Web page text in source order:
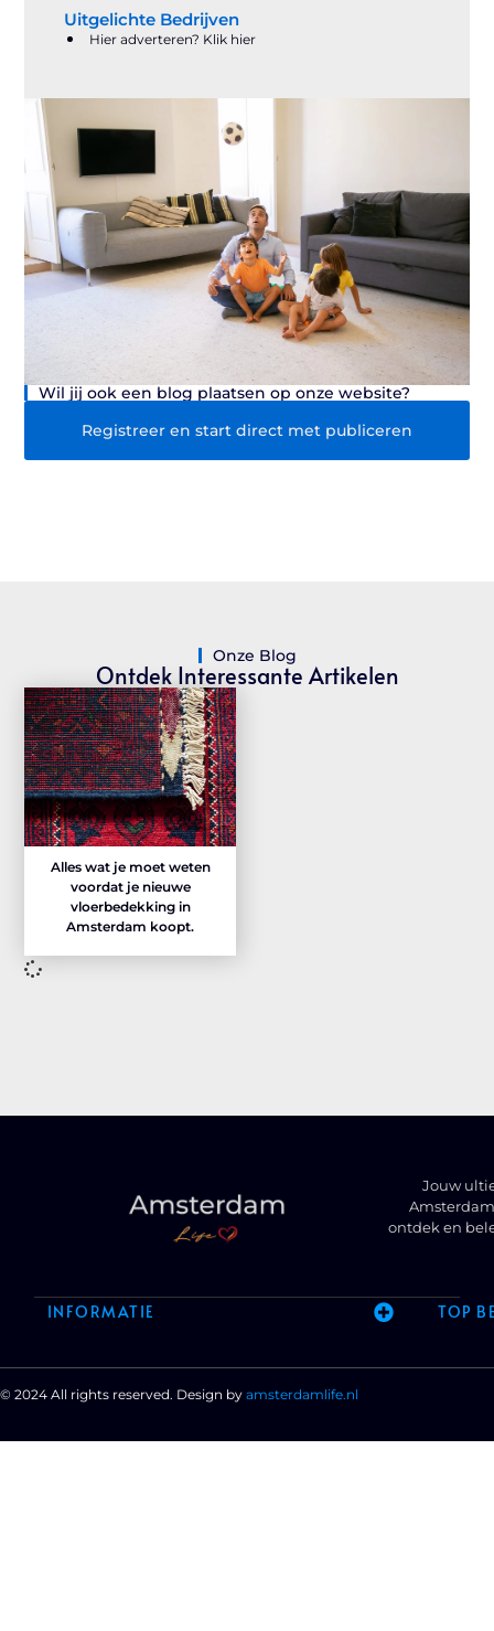
Uitgelichte Bedrijven
Hier adverteren? Klik hier
Wil jij ook een blog plaatsen op onze website?
Registreer en start direct met publiceren
Onze Blog
Ontdek Interessante Artikelen
Alles wat je moet weten
voordat je nieuwe
vloerbedekking in
Amsterdam koopt.
Jouw
ontdek en
INFORMATIE TOP
© 2024 All rights reserved. Design by amsterdamlife.nl